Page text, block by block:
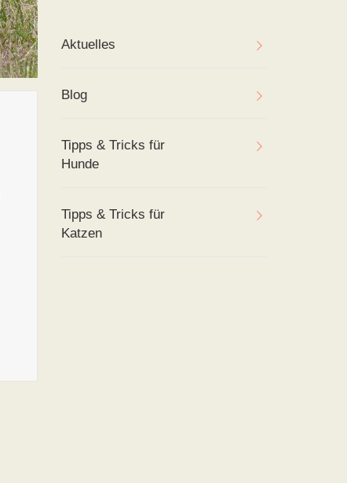
Aktuelles
Blog
Tipps & Tricks für
Hunde
Tipps & Tricks für
Katzen